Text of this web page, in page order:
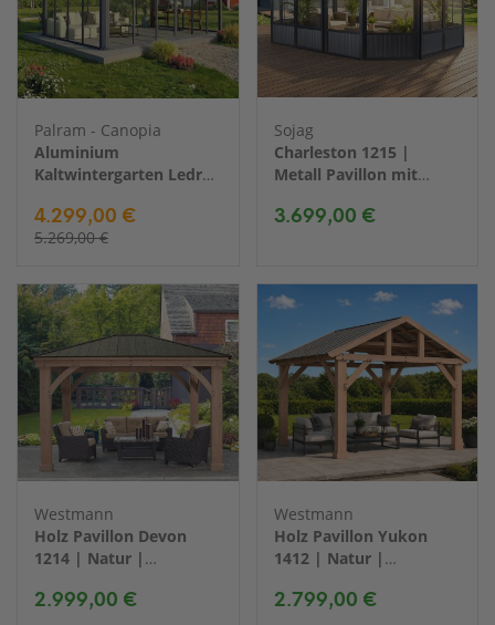
Palram - Canopia
Aluminium
Kaltwintergarten Ledro
430x296x275 cm
4.299,00 €
5.269,00 €
Sojag
Charleston 1215 |
Metall Pavillon mit
3.699,00 €
Westmann
Holz Pavillon Devon
1214 | Natur |
2.999,00 €
Westmann
Holz Pavillon Yukon
1412 | Natur |
2.799,00 €